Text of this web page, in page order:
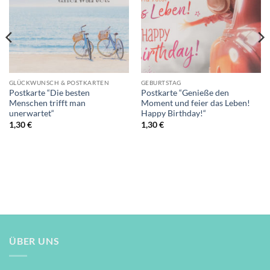
GLÜCKWUNSCH & POSTKARTEN
Postkarte “Die besten
Menschen trifft man
unerwartet“
1,30€
GEBURTSTAG
Postkarte “Genieße den
Moment und feier das Leben!
Happy Birthday!“
1,30€
ÜBER UNS